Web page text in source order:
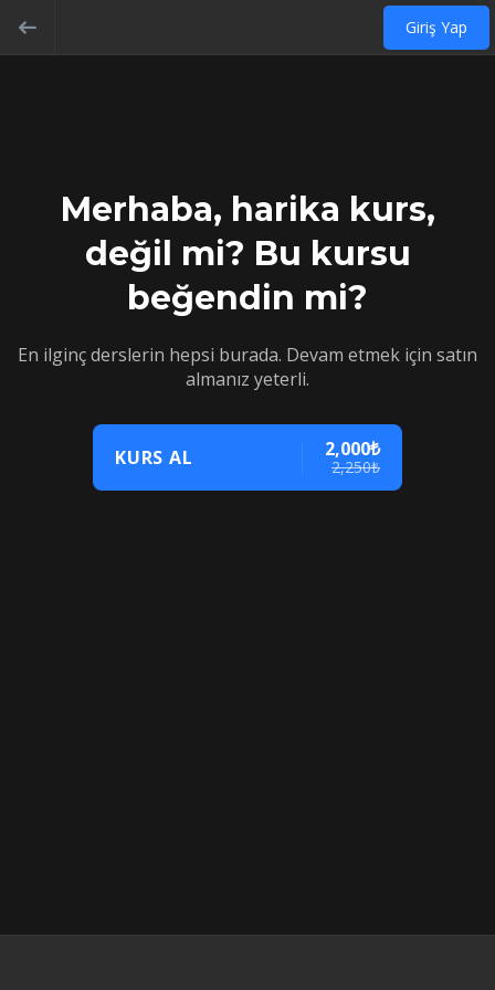
Giriş Yap
Merhaba, harika kurs,
değil mi? Bu kursu
beğendin mi?
En ilginç derslerin hepsi burada. Devam etmek için satın
almanız yeterli.
KURS AL 2,000₺
2,250₺